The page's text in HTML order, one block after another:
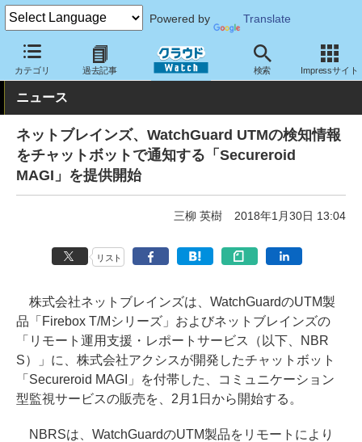
Powered by Translate
カテゴリ 過去記事 検索 Impressサイト
クラウド Watch セキュリティ セキュリティサービス
ニュース
ネットブレインズ、WatchGuard UTMの検知情報
をチャットボットで通知する「Secureroid
MAGI」を提供開始
三柳 英樹 2018年1月30日 13:04
リスト
株式会社ネットブレインズは、WatchGuardのUTM製
品「Firebox T/Mシリーズ」およびネットブレインズの
「リモート運用支援・レポートサービス（以下、NBR
S）」に、株式会社アクシスが開発したチャットボット
「Secureroid MAGI」を付帯した、コミュニケーション
型監視サービスの販売を、2月1日から開始する。
NBRSは、WatchGuardのUTM製品をリモートにより